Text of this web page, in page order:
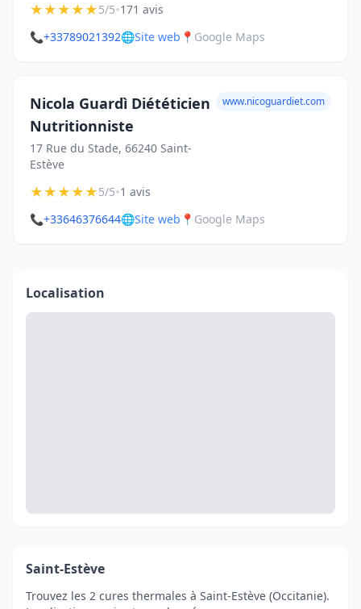
★★★★★5/5•171 avis
📞+33789021392🌐Site web 📍 Google Maps
Nicola Guardì Diététicien
Nutritionniste
17 Rue du Stade, 66240 Saint-
Estève
www.nicoguardiet.com
★★★★★5/5•1 avis
📞+33646376644🌐Site web 📍 Google Maps
Localisation
Saint-Estève
Trouvez les 2 cures thermales à Saint-Estève (Occitanie).